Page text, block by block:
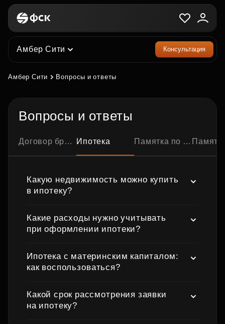
Амбер Сити Консультация
Амбер Сити Вопросы и ответы
Вопросы и ответы
Договор бронирования квартиры Ипотека Памятка по ипотечной сделке Памятка по
Какую недвижимость можно купить
в ипотеку?
Какие расходы нужно учитывать
при оформлении ипотеки?
Ипотека с материнским капиталом:
как воспользоваться?
Какой срок рассмотрения заявки
на ипотеку?